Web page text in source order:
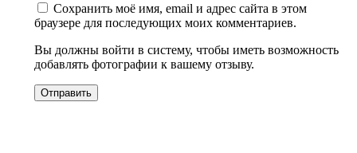
Сохранить моё имя, email и адрес сайта в этом
браузере для последующих моих комментариев.
Вы должны войти в систему, чтобы иметь возможность
добавлять фотографии к вашему отзыву.